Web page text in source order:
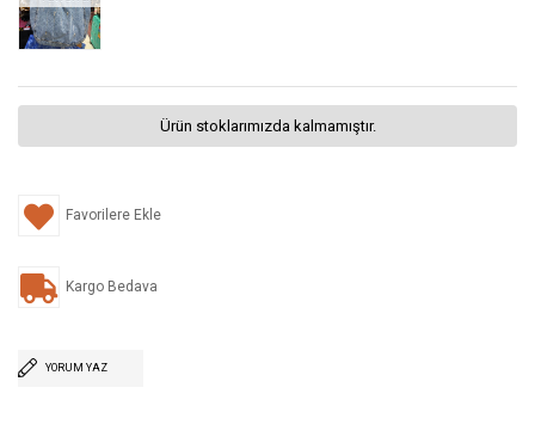
Ürün stoklarımızda kalmamıştır.
Favorilere Ekle
Kargo Bedava
YORUM YAZ